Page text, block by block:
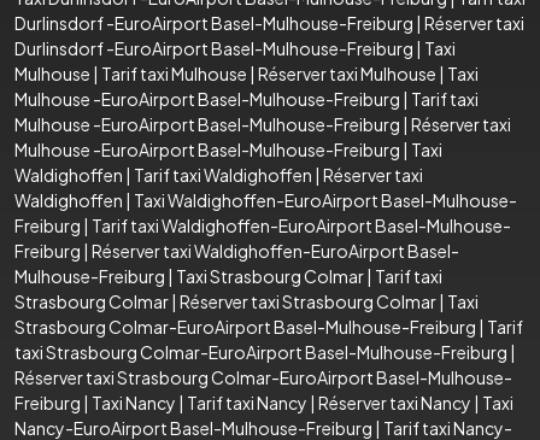
Durlinsdorf -EuroAirport Basel-Mulhouse-Freiburg | Réserver taxi
Durlinsdorf -EuroAirport Basel-Mulhouse-Freiburg | Taxi
Mulhouse | Tarif taxi Mulhouse | Réserver taxi Mulhouse | Taxi
Mulhouse -EuroAirport Basel-Mulhouse-Freiburg | Tarif taxi
Mulhouse -EuroAirport Basel-Mulhouse-Freiburg | Réserver taxi
Mulhouse -EuroAirport Basel-Mulhouse-Freiburg | Taxi
Waldighoffen | Tarif taxi Waldighoffen | Réserver taxi
Waldighoffen | Taxi Waldighoffen-EuroAirport Basel-Mulhouse-
Freiburg | Tarif taxi Waldighoffen-EuroAirport Basel-Mulhouse-
Freiburg | Réserver taxi Waldighoffen-EuroAirport Basel-
Mulhouse-Freiburg | Taxi Strasbourg Colmar| Tarif taxi
Strasbourg Colmar| Réserver taxi Strasbourg Colmar| Taxi
Strasbourg Colmar-EuroAirport Basel-Mulhouse-Freiburg | Tarif
taxi Strasbourg Colmar-EuroAirport Basel-Mulhouse-Freiburg |
Réserver taxi Strasbourg Colmar-EuroAirport Basel-Mulhouse-
Freiburg | Taxi Nancy | Tarif taxi Nancy | Réserver taxi Nancy | Taxi
Nancy-EuroAirport Basel-Mulhouse-Freiburg | Tarif taxi Nancy-